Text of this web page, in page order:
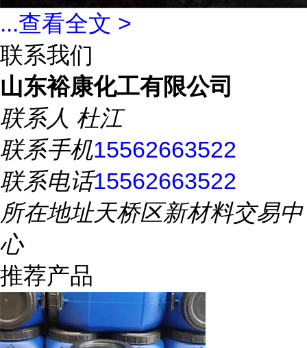
...查看全文 >
联系我们
山东裕康化工有限公司
联系人 杜江
联系手机15562663522
联系电话15562663522
所在地址天桥区新材料交易中
心
推荐产品